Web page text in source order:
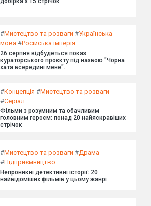
#Мистецтво та розваги #Українська
мова #Російська імперія
26 серпня відбудеться показ
кураторського проєкту під назвою "Чорна
хата всередині мене".
#Концепція #Мистецтво та розваги
#Серіал
Фільми з розумним та обачливим
головним героєм: понад 20 найяскравіших
стрічок
#Мистецтво та розваги #Драма
#Підприємництво
Непроникні детективні історії: 20
найвідоміших фільмів у цьому жанрі